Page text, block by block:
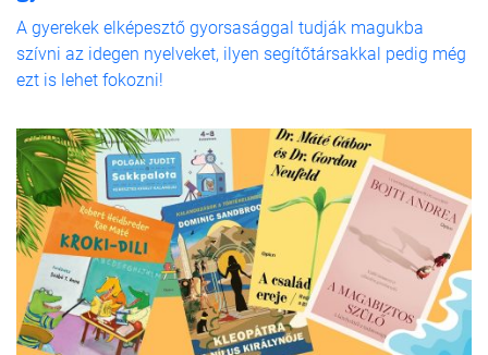
A gyerekek elképesztő gyorsasággal tudják magukba
szívni az idegen nyelveket, ilyen segítőtársakkal pedig még
ezt is lehet fokozni!